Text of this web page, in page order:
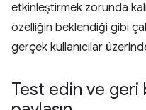
etkinleştirmek zorunda
özelliğin beklendiği gibi
gerçek kullanıcılar
Test edin ve geri